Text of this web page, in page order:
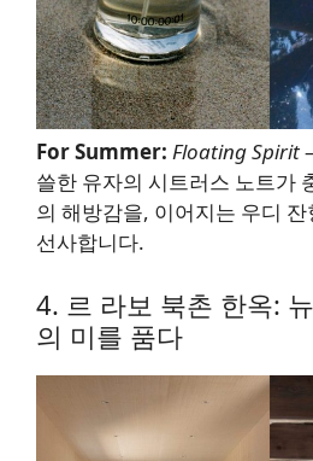
For Summer: Floating Spirit
쓸한 유자의 시트러스 노트가
의 해방감을, 이어지는 우디
선사합니다.
4. 르 라보 북촌 한옥:
의 미를 품다